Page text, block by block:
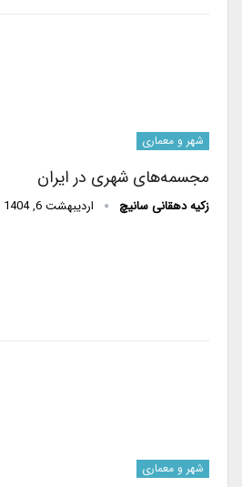
شهر و معماری
مجسمه‌های شهری در ایران
زکیه دهقانی سانیچ اردیبهشت 6, 1404
شهر و معماری